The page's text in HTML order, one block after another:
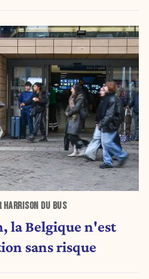
DU BUS
la Belgique n'est
sans risque